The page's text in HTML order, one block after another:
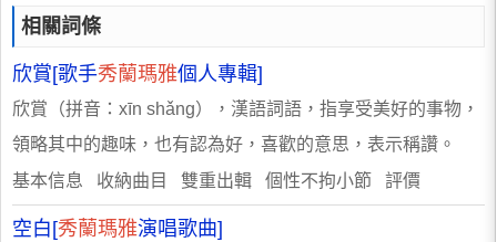
相關詞條
欣賞[歌手秀蘭瑪雅個人專輯]
欣賞（拼音：xīn shǎng），漢語詞語，指享受美好的事物，
領略其中的趣味，也有認為好，喜歡的意思，表示稱讚。
基本信息 收納曲目 雙重出輯 個性不拘小節 評價
空白[秀蘭瑪雅演唱歌曲]